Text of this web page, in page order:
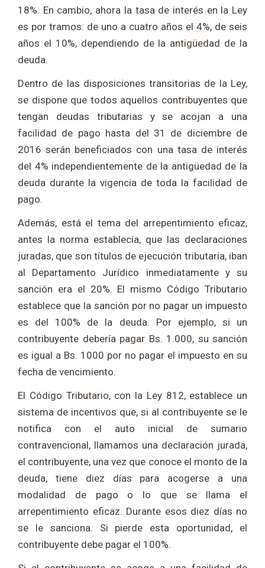
18%. En cambio, ahora la tasa de interés en la Ley
es por tramos: de uno a cuatro años el 4%, de seis
años el 10%, dependiendo de la antigüedad de la
deuda.
Dentro de las disposiciones transitorias de la Ley,
se dispone que todos aquellos contribuyentes que
tengan deudas tributarias y se acojan a una
facilidad de pago hasta del 31 de diciembre de
2016 serán beneficiados con una tasa de interés
del 4% independientemente de la antigüedad de la
deuda durante la vigencia de toda la facilidad de
pago.
Además, está el tema del arrepentimiento eficaz,
antes la norma establecía, que las declaraciones
juradas, que son títulos de ejecución tributaria, iban
al Departamento Jurídico inmediatamente y su
sanción era el 20%. El mismo Código Tributario
establece que la sanción por no pagar un impuesto
es del 100% de la deuda. Por ejemplo, si un
contribuyente debería pagar Bs. 1.000, su sanción
es igual a Bs. 1000 por no pagar el impuesto en su
fecha de vencimiento.
El Código Tributario, con la Ley 812, establece un
sistema de incentivos que, si al contribuyente se le
notifica con el auto inicial de sumario
contravencional, llamamos una declaración jurada,
el contribuyente, una vez que conoce el monto de la
deuda, tiene diez días para acogerse a una
modalidad de pago o lo que se llama el
arrepentimiento eficaz. Durante esos diez días no
se le sanciona. Si pierde esta oportunidad, el
contribuyente debe pagar el 100%.